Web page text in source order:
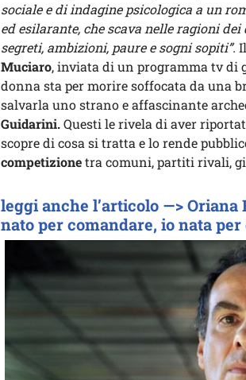
sociale e di indagine psicologica a un
ed esilarante, che scava nelle ragioni
segreti, ambizioni, paure e sogni sopiti”.
Muciaro, inviata di un programma tv di
donna sta per morire soffocata da una
salvarla uno strano e affascinante
Guidarini.Questi le rivela di aver
scopre di cosa si tratta e lo rende
competizionetra comuni, partiti rivali,
leggi anche l’articolo —> Oriana
nato per comandare, io nata